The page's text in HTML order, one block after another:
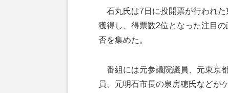
石丸氏は7日に投開票が行われた
獲得し、得票数2位となった注目
否を集めた。
番組には元参議院議員、元東京
員、元明石市長の泉房穂氏などが